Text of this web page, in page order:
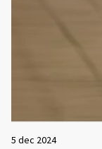
5 dec 2024